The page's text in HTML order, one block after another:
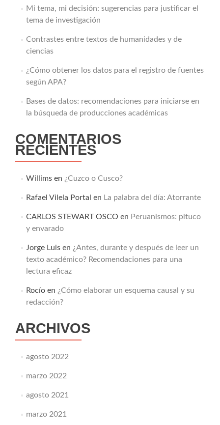
Mi tema, mi decisión: sugerencias para justificar el
tema de investigación
Contrastes entre textos de humanidades y de
ciencias
¿Cómo obtener los datos para el registro de fuentes
según APA?
Bases de datos: recomendaciones para iniciarse en
la búsqueda de producciones académicas
COMENTARIOS
RECIENTES
Willimsen ¿Cuzco o Cusco?
Rafael Vilela Portal en La palabra del día: Atorrante
CARLOS STEWART OSCO en Peruanismos: pituco
y envarado
Jorge Luisen ¿Antes, durante y después de leer un
texto académico? Recomendaciones para una
lectura eficaz
Rocíoen ¿Cómo elaborar un esquema causal y su
redacción?
ARCHIVOS
agosto 2022
marzo 2022
agosto 2021
marzo 2021